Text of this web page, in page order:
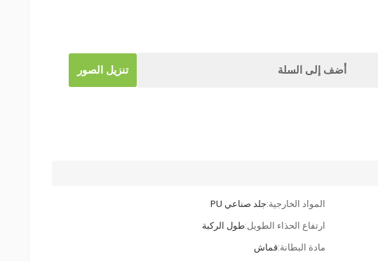
أضف إلى السلة تنزيل الصور
المواد الخارجية:جلد صناعي PU
ارتفاع الحذاء الطويل:طول الركبة
مادة البطانة:قماش